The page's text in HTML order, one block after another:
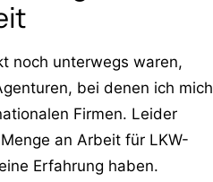
noch unterwegs waren,
bei denen ich mich
Firmen. Leider
an Arbeit für LKW-
Erfahrung haben.